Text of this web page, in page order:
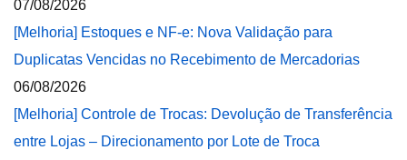
07/08/2026
[Melhoria] Estoques e NF-e: Nova Validação para
Duplicatas Vencidas no Recebimento de Mercadorias
06/08/2026
[Melhoria] Controle de Trocas: Devolução de Transferência
entre Lojas – Direcionamento por Lote de Troca